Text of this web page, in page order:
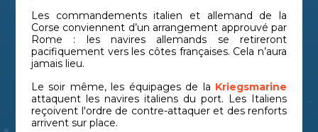
Les commandements italien et allemand de la
Corse conviennent d’un arrangement approuvé par
Rome : les navires allemands se retireront
pacifiquement vers les côtes françaises. Cela n’aura
jamais lieu.
Le soir même, les équipages de la Kriegsmarine
attaquent les navires italiens du port. Les Italiens
reçoivent l'ordre de contre-attaquer et des renforts
arrivent sur place.